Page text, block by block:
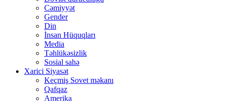
Cəmiyyət
Gender
Din
İnsan Hüquqları
Media
Təhlükəsizlik
Sosial sahə
Xarici Siyasət
Keçmiş Sovet məkanı
Qafqaz
Amerika